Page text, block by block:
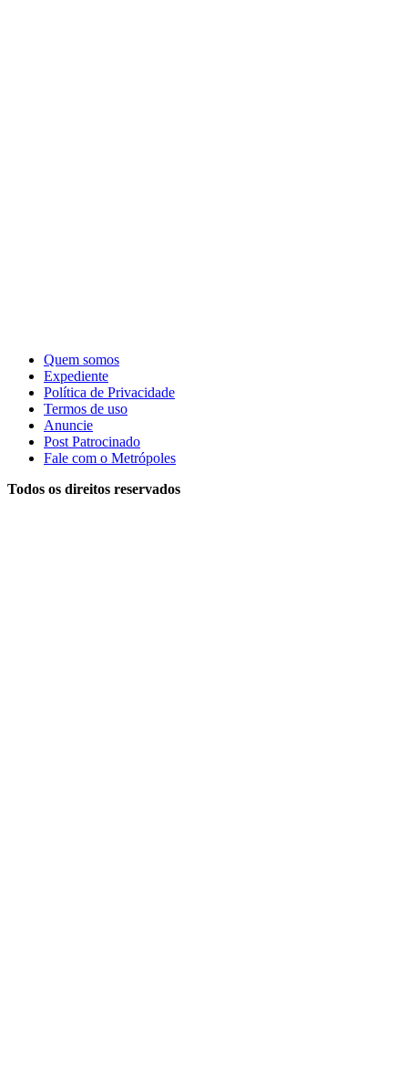
Quem somos
Expediente
Política de Privacidade
Termos de uso
Anuncie
Post Patrocinado
Fale com o Metrópoles
Todos os direitos reservados